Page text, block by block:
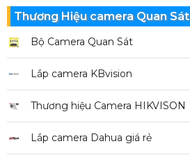
Thương Hiệu camera Quan Sát
Bộ Camera Quan Sát
Lắp camera KBvision
Thương hiệu Camera HIKVISON
Lắp camera Dahua giá rẻ